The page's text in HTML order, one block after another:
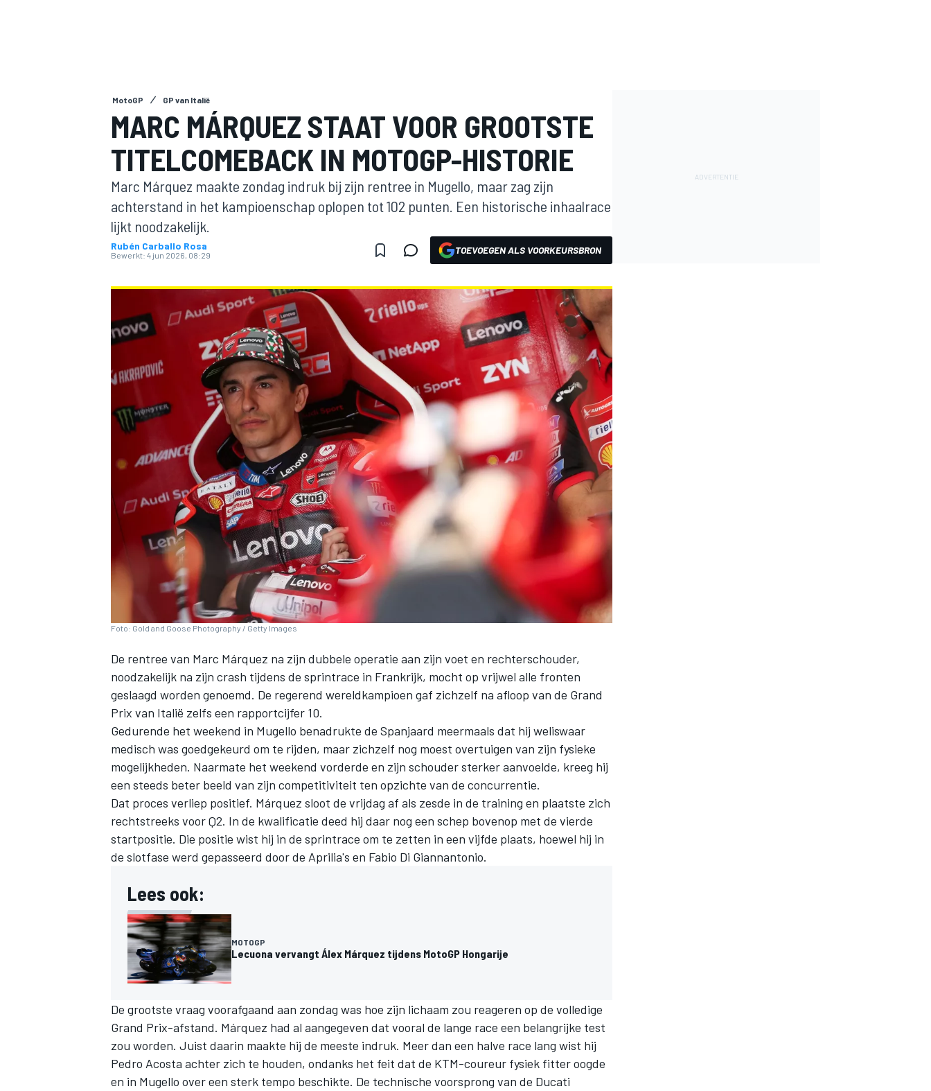
MOTOGP
INDYCAR
WEC DTM
MotoGP GP van Italië
MARC MÁRQUEZ STAAT VOOR GROOTSTE
TITELCOMEBACK IN MOTOGP-HISTORIE
Marc Márquez maakte zondag indruk bij zijn rentree in Mugello, maar zag zijn
achterstand in het kampioenschap oplopen tot 102 punten. Een historische inhaalrace
lijkt noodzakelijk.
Rubén Carballo Rosa
Bewerkt: 4 jun 2026, 08:29 TOEVOEGEN ALS VOORKEURSBRON
Foto: Gold and Goose Photography / Getty Images
De rentree van Marc Márquez na zijn dubbele operatie aan zijn voet en rechterschouder,
noodzakelijk na zijn crash tijdens de sprintrace in Frankrijk, mocht op vrijwel alle fronten
geslaagd worden genoemd. De regerend wereldkampioen gaf zichzelf na afloop van de Grand
Prix van Italië zelfs een rapportcijfer 10.
Gedurende het weekend in Mugello benadrukte de Spanjaard meermaals dat hij weliswaar
medisch was goedgekeurd om te rijden, maar zichzelf nog moest overtuigen van zijn fysieke
mogelijkheden. Naarmate het weekend vorderde en zijn schouder sterker aanvoelde, kreeg hij
een steeds beter beeld van zijn competitiviteit ten opzichte van de concurrentie.
Dat proces verliep positief. Márquez sloot de vrijdag af als zesde in de training en plaatste zich
rechtstreeks voor Q2. In de kwalificatie deed hij daar nog een schep bovenop met de vierde
startpositie. Die positie wist hij in de sprintrace om te zetten in een vijfde plaats, hoewel hij in
de slotfase werd gepasseerd door de Aprilia's en Fabio Di Giannantonio.
Lees ook:
MOTOGP
Lecuona vervangt Álex Márquez tijdens MotoGP Hongarije
De grootste vraag voorafgaand aan zondag was hoe zijn lichaam zou reageren op de volledige
Grand Prix-afstand. Márquez had al aangegeven dat vooral de lange race een belangrijke test
zou worden. Juist daarin maakte hij de meeste indruk. Meer dan een halve race lang wist hij
Pedro Acosta achter zich te houden, ondanks het feit dat de KTM-coureur fysiek fitter oogde
en in Mugello over een sterk tempo beschikte. De technische voorsprong van de Ducati